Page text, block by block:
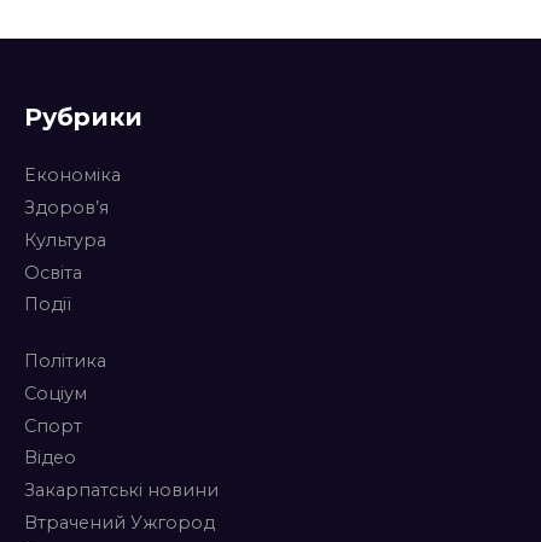
Рубрики
Економіка
Здоров’я
Культура
Освіта
Події
Політика
Соціум
Спорт
Відео
Закарпатські новини
Втрачений Ужгород